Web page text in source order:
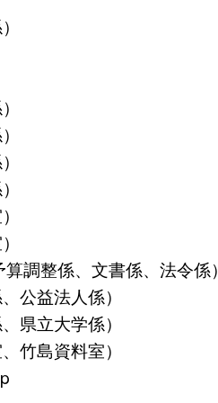
調整係、文書係、法令係）
益法人係）
立大学係）
島資料室）